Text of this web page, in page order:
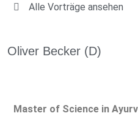
Alle Vorträge ansehen
Oliver Becker (D)
Master of Science in